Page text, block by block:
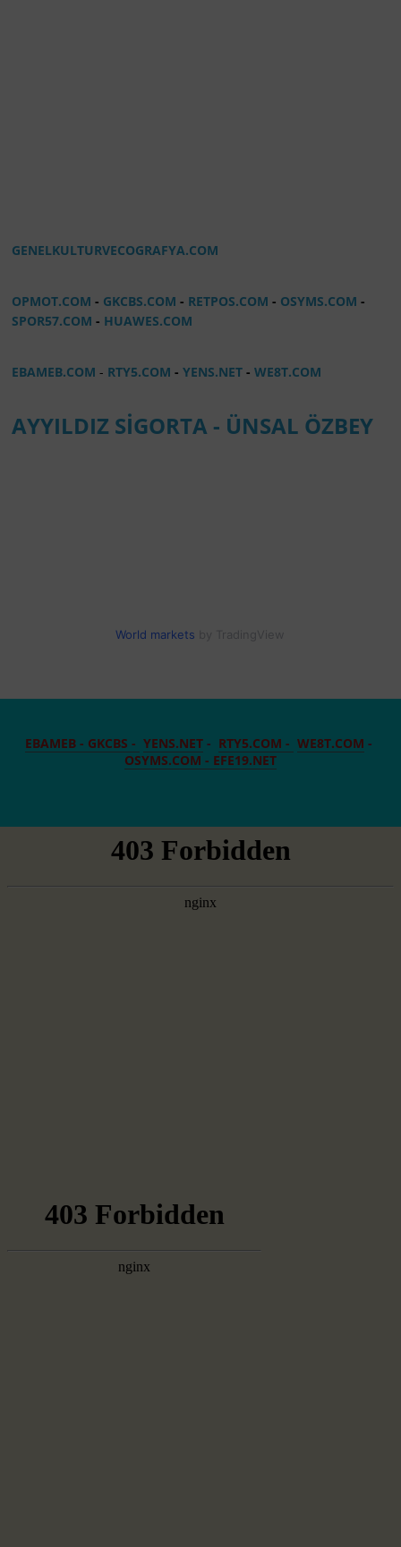
GENELKULTURVECOGRAFYA.COM
OPMOT.COM - GKCBS.COM - RETPOS.COM - OSYMS.COM-
SPOR57.COM - HUAWES.COM
EBAMEB.COM - RTY5.COM -YENS.NET-WE8T.COM
AYYILDIZ SİGORTA - ÜNSAL ÖZBEY
World markets
EBAMEB - GKCBS - YENS.NET- RTY5.COM - WE8T.COM -
OSYMS.COM - EFE19.NET